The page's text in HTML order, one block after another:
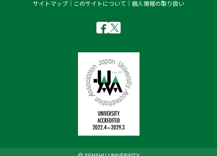
サイトマップ
このサイトについて 個人情報の取り扱い